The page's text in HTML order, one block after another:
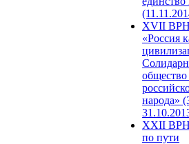
XVII
«Россия
народа»
XXII
по пути